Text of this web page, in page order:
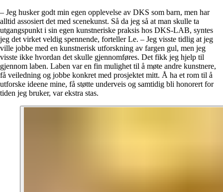
– Jeg husker godt min egen opplevelse av DKS som barn, men har
alltid assosiert det med scenekunst. Så da jeg så at man skulle ta
utgangspunkt i sin egen kunstneriske praksis hos DKS-LAB, syntes
jeg det virket veldig spennende, forteller Le. – Jeg visste tidlig at jeg
ville jobbe med en kunstnerisk utforskning av fargen gul, men jeg
visste ikke hvordan det skulle gjennomføres. Det fikk jeg hjelp til
gjennom laben. Laben var en fin mulighet til å møte andre kunstnere,
få veiledning og jobbe konkret med prosjektet mitt. Å ha et rom til å
utforske ideene mine, få støtte underveis og samtidig bli honorert for
tiden jeg bruker, var ekstra stas.